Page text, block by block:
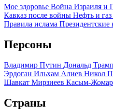
Мое здоровье Война Израиля и
Кавказ после войны Нефть и газ
Правила ислама
Персоны
Владимир Путин Дональд Трамп
Эрдоган Ильхам Алиев Никол
Шавкат Мирзиеев Касым-
Страны